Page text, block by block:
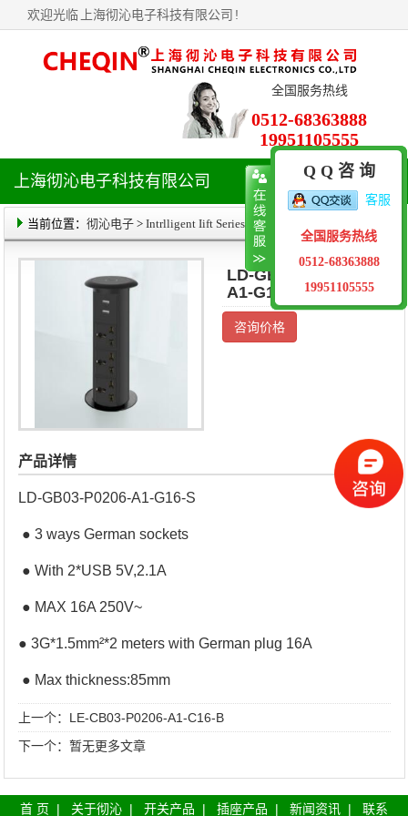
欢迎光临 上海彻沁电子科技有限公司 !
全国服务热线
0512-68363888
19951105555
航
单
上海彻沁电子科技有限公司
当前位置： 彻沁电子> Intrlligent Iift Series> 产品详情
LD-GB03-P0206-
A1-G16-S
咨询价格
产品详情
LD-GB03-P0206-A1-G16-S
● 3 ways German sockets
● With 2*USB 5V,2.1A
● MAX 16A 250V~
● 3G*1.5mm²*2 meters with German plug 16A
● Max thickness:85mm
上一个： LE-CB03-P0206-A1-C16-B
下一个：暂无更多文章
首 页 | 关于彻沁 | 开关产品 | 插座产品 | 新闻资讯 | 联系
Q Q 咨 询
客服
全国服务热线
0512-68363888
19951105555